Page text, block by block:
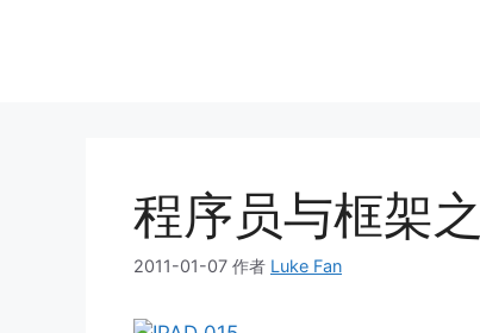
程序员与框架
2011-01-07 作者 Luke Fan